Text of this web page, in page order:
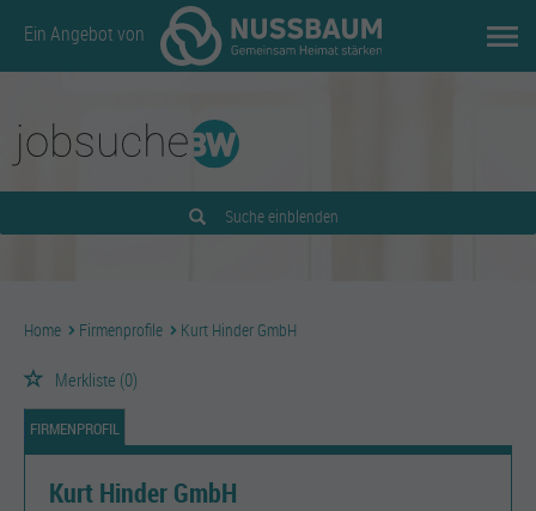
Ein Angebot von
Suche einblenden
Home Firmenprofile Kurt Hinder GmbH
Merkliste (0)
FIRMENPROFIL
Kurt Hinder GmbH